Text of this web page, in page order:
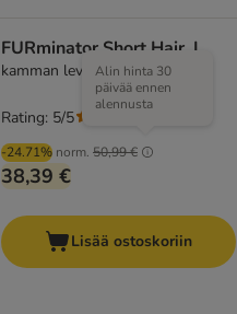
FURminator Short Hair, L
kamman leveys 9,6 cm
-24.71% norm. 50,99 €
Alin hinta 30
päivää ennen
alennusta
38,39 €
Rating: 5/5
Lisää ostoskoriin